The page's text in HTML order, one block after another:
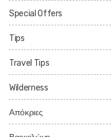
Special Offers
Tips
Travel Tips
Wilderness
Απόκριες